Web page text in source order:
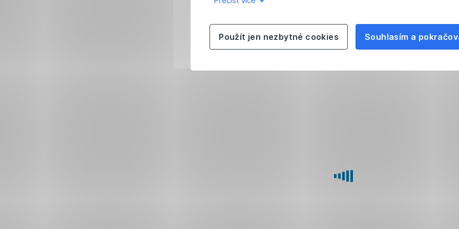
Souhlasím a
Použít jen nezbytné cookies